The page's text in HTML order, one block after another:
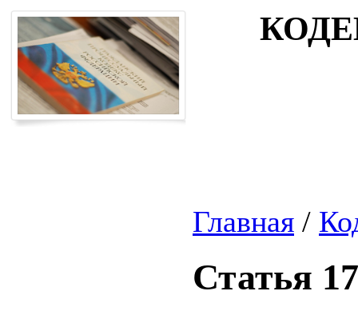
Главная /
Статья